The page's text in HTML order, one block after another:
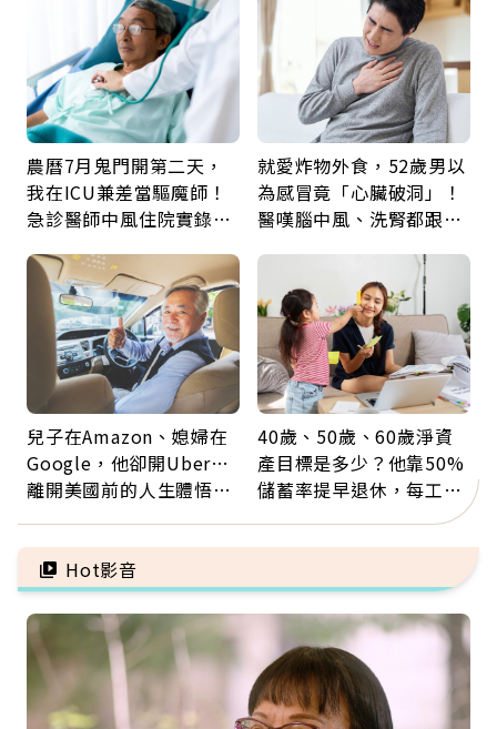
農曆7月鬼門開第二天，
我在ICU兼差當驅魔師！
急診醫師中風住院實錄：
就愛炸物外食，52歲男以
為感冒竟「心臟破洞」！
醫嘆腦中風、洗腎都跟它
兒子在Amazon、媳婦在
Google，他卻開Uber…
離開美國前的人生體悟：
40歲、50歲、60歲淨資
產目標是多少？他靠50%
儲蓄率提早退休，每工作
Hot影音